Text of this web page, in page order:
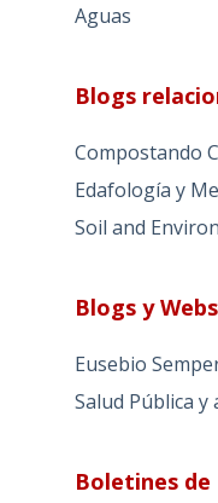
Aguas
Blogs
Compostando
Edafología y
Soil and
Blogs y
Eusebio
Salud Pública y
Boletines de